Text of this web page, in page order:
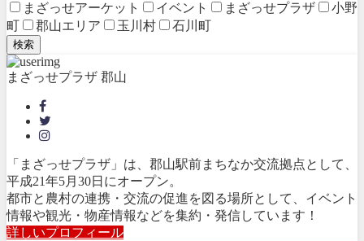
まざっせアーケット
イベント まざっせプラザ
小野
町
郡山エリア 玉川村 石川町
検索
まざっせプラザ 郡山
「まざっせプラザ」は、郡山駅前まちなか交流拠点として、
平成21年5月30日にオープン。
都市と農村の連携・交流の促進を図る場所として、イベント
情報や観光・物産情報などを集約・発信しています！
詳しいプロフィール